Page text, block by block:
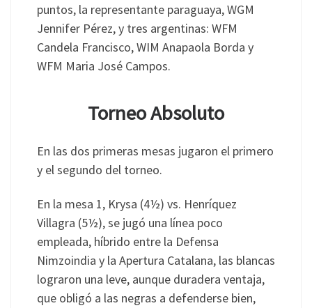
puntos, la representante paraguaya, WGM
Jennifer Pérez, y tres argentinas: WFM
Candela Francisco, WIM Anapaola Borda y
WFM Maria José Campos.
Torneo Absoluto
En las dos primeras mesas jugaron el primero
y el segundo del torneo.
En la mesa 1, Krysa (4½) vs. Henríquez
Villagra (5½), se jugó una línea poco
empleada, híbrido entre la Defensa
Nimzoindia y la Apertura Catalana, las blancas
lograron una leve, aunque duradera ventaja,
que obligó a las negras a defenderse bien,